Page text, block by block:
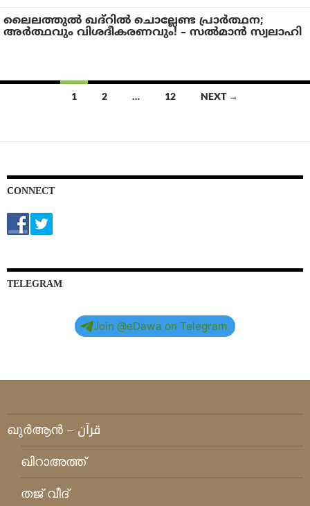
ലൈലത്തുൽ ഖദ്റിൽ ചൊല്ലേണ്ട പ്രാർത്ഥന;
അർത്ഥവും വിശദീകരണവും! – സൽമാൻ സ്വലാഹി
1 2 … 12 NEXT →
CONNECT
TELEGRAM
Join @eDawa on Telegram
ഖുര്‍ആന്‍ – قرآن
ഖിറാഅത്ത്
തജ് വീദ്